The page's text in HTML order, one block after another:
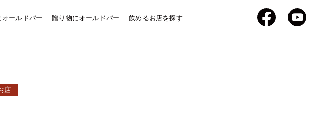
オールドパー 贈り物にオールドパー 飲めるお店を探す Facebook
店